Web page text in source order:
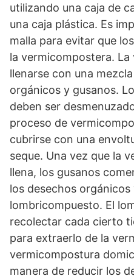
utilizando una caja de
una caja plástica. Es
malla para evitar que
la vermicompostera.
llenarse con una
orgánicos y gusanos.
deben ser
proceso de
cubrirse con una
seque. Una vez que la
llena, los gusanos
los desechos orgánicos
lombricompuesto. El
recolectar cada cierto
para extraerlo de la
vermicompostura
manera de reducir los